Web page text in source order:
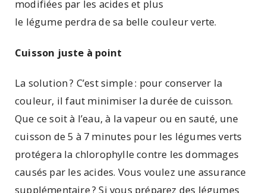
modifiées par les acides et plus
le légume perdra de sa belle couleur verte.
Cuisson juste à point
La solution ? C’est simple : pour conserver la
couleur, il faut minimiser la durée de cuisson.
Que ce soit à l’eau, à la vapeur ou en sauté, une
cuisson de 5 à 7 minutes pour les légumes verts
protégera la chlorophylle contre les dommages
causés par les acides. Vous voulez une assurance
supplémentaire ? Si vous préparez des légumes